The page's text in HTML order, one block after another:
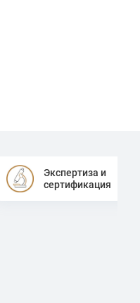
Экспертиза и
сертификация